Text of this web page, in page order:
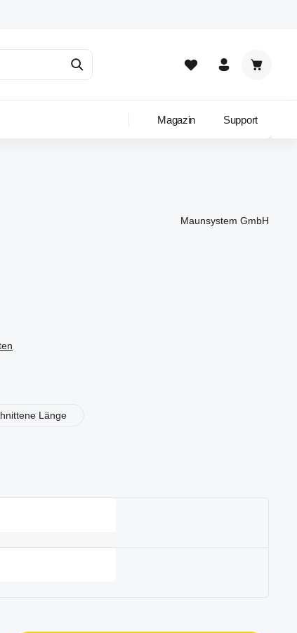
Magazin Support
Maunsystem GmbH
Länge